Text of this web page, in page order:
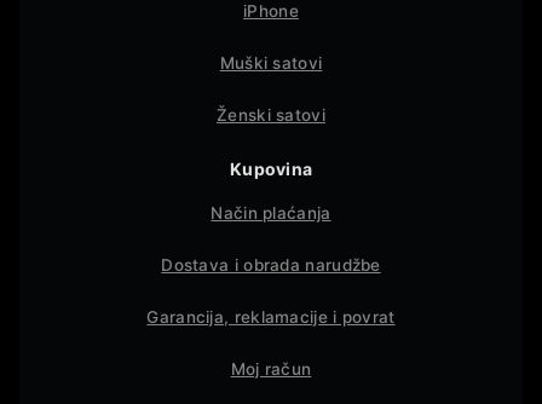
iPhone
Muški satovi
Ženski satovi
Kupovina
Način plaćanja
Dostava i obrada narudžbe
Garancija, reklamacije i povrat
Moj račun